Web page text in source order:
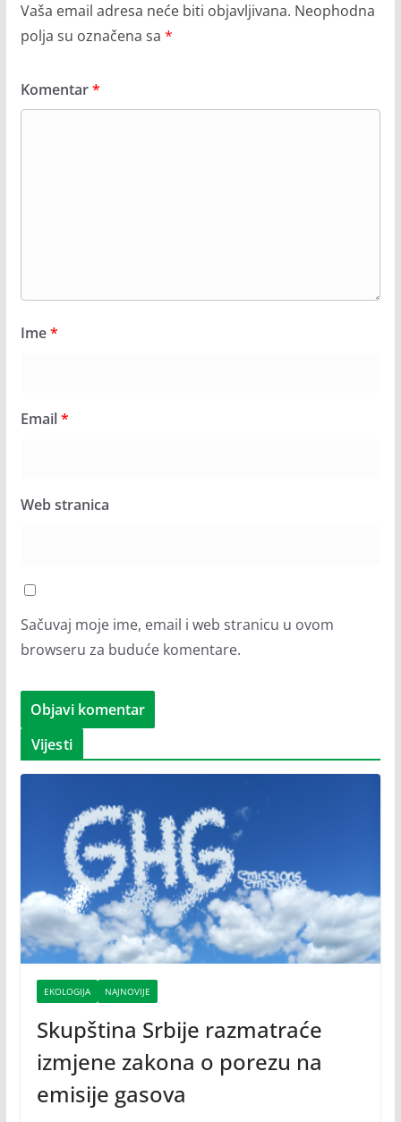
Vaša email adresa neće biti objavljivana. Neophodna
polja su označena sa *
Komentar*
Ime*
Email*
Web stranica
Sačuvaj moje ime, email i web stranicu u ovom
browseru za buduće komentare.
Vijesti
EKOLOGIJA NAJNOVIJE
Skupština Srbije razmatraće
izmjene zakona o porezu na
emisije gasova